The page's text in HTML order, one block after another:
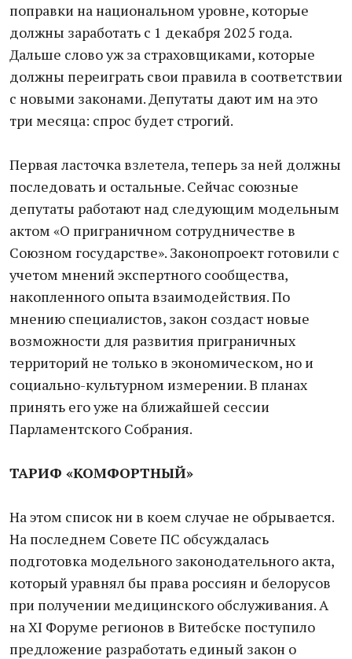
поправки на национальном уровне, которые
должны заработать с 1 декабря 2025 года.
Дальше слово уж за страховщиками, которые
должны переиграть свои правила в соответствии
с новыми законами. Депутаты дают им на это
три месяца: спрос будет строгий.
Первая ласточка взлетела, теперь за ней должны
последовать и остальные. Сейчас союзные
депутаты работают над следующим модельным
актом «О приграничном сотрудничестве в
Союзном государстве». Законопроект готовили с
учетом мнений экспертного сообщества,
накопленного опыта взаимодействия. По
мнению специалистов, закон создаст новые
возможности для развития приграничных
территорий не только в экономическом, но и
социально-культурном измерении. В планах
принять его уже на ближайшей сессии
Парламентского Собрания.
ТАРИФ «КОМФОРТНЫЙ»
На этом список ни в коем случае не обрывается.
На последнем Совете ПС обсуждалась
подготовка модельного законодательного акта,
который уравнял бы права россиян и белорусов
при получении медицинского обслуживания. А
на XI Форуме регионов в Витебске поступило
предложение разработать единый закон о